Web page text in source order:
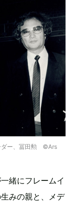
ダー、冨田勲 ©Ars
緒にフレームイ
みの親と、メデ